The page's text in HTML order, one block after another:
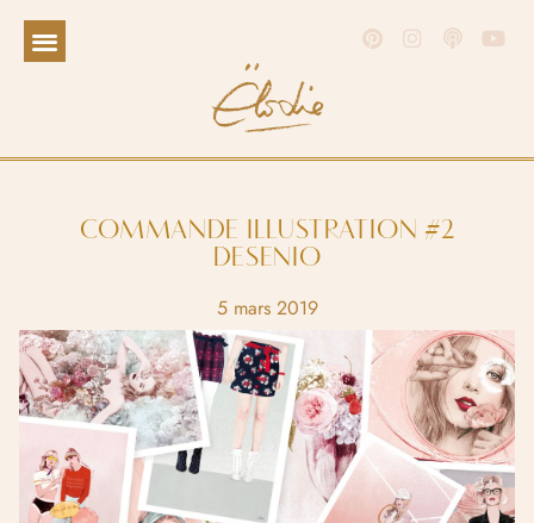
COMMANDE ILLUSTRATION #2
DESENIO
5 mars 2019